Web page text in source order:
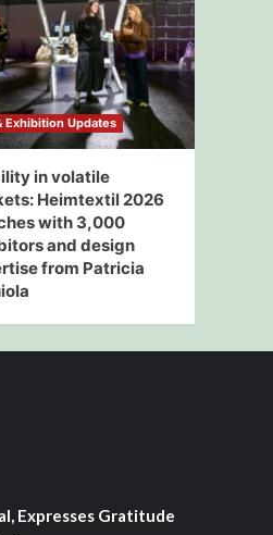
Exhibition Updates
in volatile
Heimtextil 2026
with 3,000
and design
from Patricia
Expresses Gratitude